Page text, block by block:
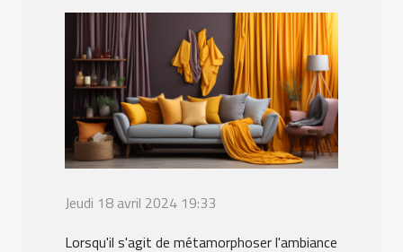
Jeudi 18 avril 2024 19:33
Lorsqu'il s'agit de métamorphoser l'ambiance